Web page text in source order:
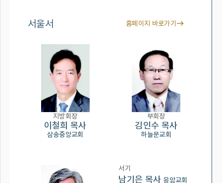
서울서 홈페이지 바로가기
지방회장
이철희 목사
삼송중앙교회
부회장
김인수 목사
하늘문교회
서기
남기은 목사 응암교회